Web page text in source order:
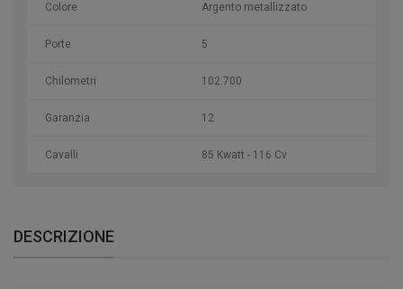
Colore Argento metallizzato
Porte 5
Chilometri 102.700
Garanzia 12
Cavalli 85 Kwatt - 116 Cv
DESCRIZIONE